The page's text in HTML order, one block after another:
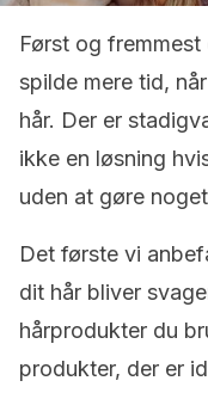
Først og
spilde mere tid,
hår. Der er
ikke en løsning
uden at gøre
Det første vi
dit hår bliver
hårprodukter du
produkter, der er